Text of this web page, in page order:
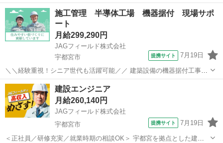
介護(身体介護、生活援助など) 併設のデイサービス業務(レクリエーシ
ョン、入浴介助など) サービス提供時間:9:00~17:00 訪問介護/デイサー
ビス両方の業務とな...
アルバイト・パート
施工管理 半導体工場 機器据付 現場サポ
ート
月給299,290円
JAGフィールド株式会社
宇都宮市
提携サイト 7月19日
＼＼経験重視！シニア世代も活躍可能／／ 建築設備の機器据付工事に
伴うプラント施工管理の募集です。 【担当業務】 ＞工程管理・品質管
理・安全管理 ＞写真管理 ＞工事打合せ簿の管理 ＞安全管理版の作成
＞その他補...
栃木 宇都宮市
建設エンジニア
月給260,140円
JAGフィールド株式会社
宇都宮市
提携サイト 7月19日
＜正社員／研修充実／就業時期の相談OK＞ 宇都宮を拠点とした建設